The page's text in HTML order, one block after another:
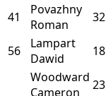
41
Povazhny
Roman
32
56
Lampart
Dawid
18
Woodward
Cameron
23